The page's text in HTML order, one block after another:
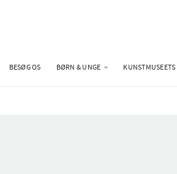
BESØG OS BØRN & UNGE